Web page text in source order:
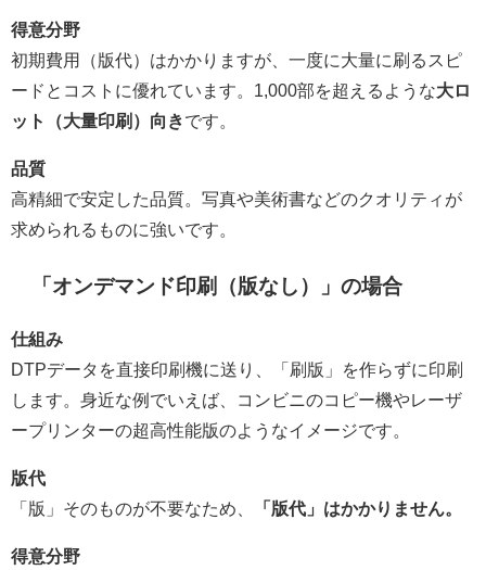
得意分野
初期費用（版代）はかかりますが、一度に大量に刷るスピ
ードとコストに優れています。1,000部を超えるような大ロ
ット（大量印刷）向きです。
品質
高精細で安定した品質。写真や美術書などのクオリティが
求められるものに強いです。
「オンデマンド印刷（版なし）」の場合
仕組み
DTPデータを直接印刷機に送り、「刷版」を作らずに印刷
します。身近な例でいえば、コンビニのコピー機やレーザ
ープリンターの超高性能版のようなイメージです。
版代
「版」そのものが不要なため、
「版代」はかかりません。
得意分野